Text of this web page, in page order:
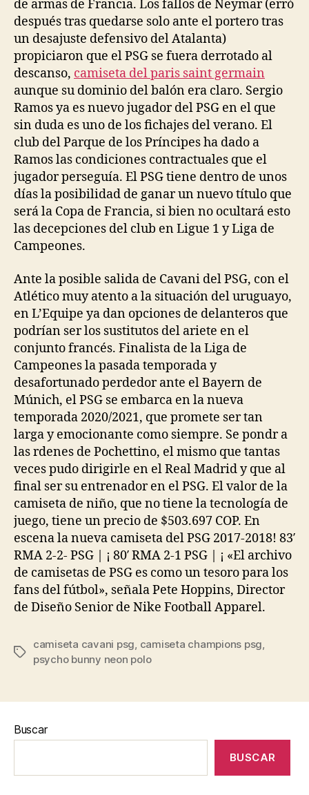
de armas de Francia. Los fallos de Neymar (erró
después tras quedarse solo ante el portero tras
un desajuste defensivo del Atalanta)
propiciaron que el PSG se fuera derrotado al
descanso, camiseta del paris saint germain
aunque su dominio del balón era claro. Sergio
Ramos ya es nuevo jugador del PSG en el que
sin duda es uno de los fichajes del verano. El
club del Parque de los Príncipes ha dado a
Ramos las condiciones contractuales que el
jugador perseguía. El PSG tiene dentro de unos
días la posibilidad de ganar un nuevo título que
será la Copa de Francia, si bien no ocultará esto
las decepciones del club en Ligue 1 y Liga de
Campeones.
Ante la posible salida de Cavani del PSG, con el
Atlético muy atento a la situación del uruguayo,
en L’Equipe ya dan opciones de delanteros que
podrían ser los sustitutos del ariete en el
conjunto francés. Finalista de la Liga de
Campeones la pasada temporada y
desafortunado perdedor ante el Bayern de
Múnich, el PSG se embarca en la nueva
temporada 2020/2021, que promete ser tan
larga y emocionante como siempre. Se pondr a
las rdenes de Pochettino, el mismo que tantas
veces pudo dirigirle en el Real Madrid y que al
final ser su entrenador en el PSG. El valor de la
camiseta de niño, que no tiene la tecnología de
juego, tiene un precio de $503.697 COP. En
escena la nueva camiseta del PSG 2017-2018! 83′
RMA 2-2- PSG | ¡ 80′ RMA 2-1 PSG | ¡ «El archivo
de camisetas de PSG es como un tesoro para los
fans del fútbol», señala Pete Hoppins, Director
de Diseño Senior de Nike Football Apparel.
Etiquetas
camiseta cavani psg camiseta champions psg
psycho bunny neon polo
Buscar
BUSCAR